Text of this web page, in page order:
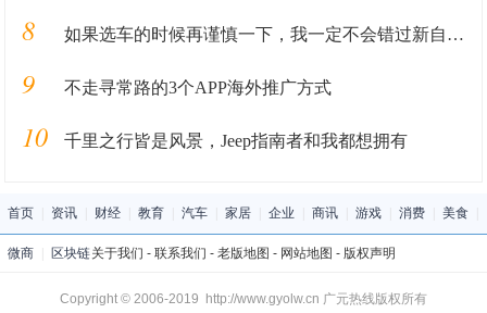
8 如果选车的时候再谨慎一下，我一定不会错过新自由光2.0T
9 不走寻常路的3个APP海外推广方式
10 千里之行皆是风景，Jeep指南者和我都想拥有
首页 资讯 财经 教育 汽车 家居 企业 商讯 游戏 消费 美食
微商 区块链关于我们 - 联系我们 - 老版地图 - 网站地图 - 版权声明
Copyright © 2006-2019 http://www.gyolw.cn 广元热线版权所有